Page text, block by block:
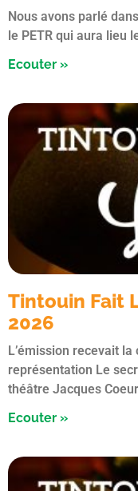
Nous avons parlé
le PETR qui aura lieu
Ecouter »
Tintouin Fait
2026
L’émission recevait
représentation Le
théâtre Jacques Coeur
Ecouter »